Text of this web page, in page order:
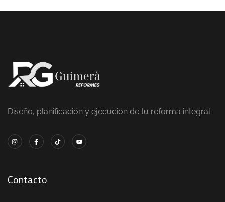
Diseño, planificación y ejecución de tu reforma integral
Contacto